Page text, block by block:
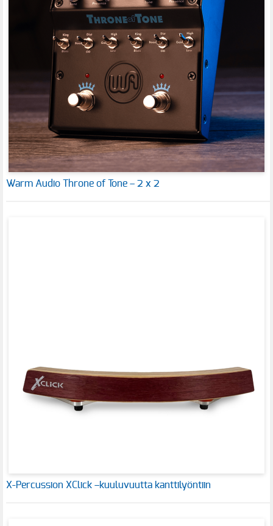
Warm Audio Throne of Tone – 2 x 2
X-Percussion XClick –kuuluvuutta kanttilyöntiin